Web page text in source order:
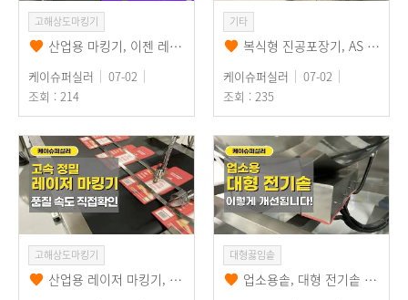
고해상도마킹기
산업용 마킹기, 이젠 레이저가 대세! 고속, 영구 각인하는 레이저 마킹기
케이슈퍼실러
07-02
조회 : 214
기타
복식형 진공포장기, AS 마치고 출고합니다, 중국산 진공포장기도 품질보증 확실!
케이슈퍼실러
07-02
조회 : 235
고해상도마킹기
산업용 레이저 마킹기, 각인 어디까지 가능? 품질과 속도 직접 확인!
대형끓임솥
업소용솥, 대형 전기솥 이렇게 개선되어 출고됩니다! 더욱 안전하고 효율적으로~